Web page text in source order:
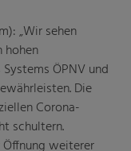
„Wir sehen
hohen
ÖPNV und
Die
Corona-
schultern.
weiterer